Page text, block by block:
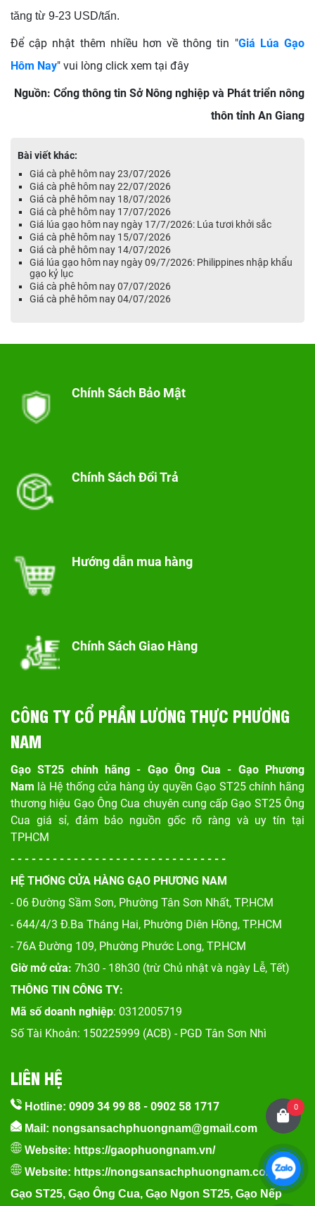
tăng từ 9-23 USD/tấn.
Để cập nhật thêm nhiều hơn về thông tin "Giá Lúa Gạo
Hôm Nay" vui lòng click xem tại đây
Nguồn: Cổng thông tin Sở Nông nghiệp và Phát triển nông
thôn tỉnh An Giang
Bài viết khác:
Giá cà phê hôm nay 23/07/2026
Giá cà phê hôm nay 22/07/2026
Giá cà phê hôm nay 18/07/2026
Giá cà phê hôm nay 17/07/2026
Giá lúa gạo hôm nay ngày 17/7/2026: Lúa tươi khởi sắc
Giá cà phê hôm nay 15/07/2026
Giá cà phê hôm nay 14/07/2026
Giá lúa gạo hôm nay ngày 09/7/2026: Philippines nhập khẩu
gạo kỷ lục
Giá cà phê hôm nay 07/07/2026
Giá cà phê hôm nay 04/07/2026
Chính Sách Bảo Mật
Chính Sách Đổi Trả
Hướng dẫn mua hàng
Chính Sách Giao Hàng
CÔNG TY CỔ PHẦN LƯƠNG THỰC PHƯƠNG
NAM
Gạo ST25 chính hãng - Gạo Ông Cua - Gạo Phương
Nam là Hệ thống cửa hàng ủy quyền Gạo ST25 chính hãng
thương hiệu Gạo Ông Cua chuyên cung cấp Gạo ST25 Ông
Cua giá sỉ, đảm bảo nguồn gốc rõ ràng và uy tín tại
TPHCM
- - - - - - - - - - - - - - - - - - - - - - - - - - - - - - -
HỆ THỐNG CỬA HÀNG GẠO PHƯƠNG NAM
- 06 Đường Sầm Sơn, Phường Tân Sơn Nhất, TP.HCM
- 644/4/3 Đ.Ba Tháng Hai, Phường Diên Hồng, TP.HCM
- 76A Đường 109, Phường Phước Long, TP.HCM
Giờ mở cửa: 7h30 - 18h30 (trừ Chủ nhật và ngày Lễ, Tết)
THÔNG TIN CÔNG TY:
Mã số doanh nghiệp: 0312005719
Số Tài Khoản: 150225999 (ACB) - PGD Tân Sơn Nhì
LIÊN HỆ
Hotline: 0909 34 99 88 - 0902 58 1717
Mail: nongsansachphuongnam@gmail.com
Website: https://gaophuongnam.vn/
Website: https://nongsansachphuongnam.com
Gạo ST25, Gạo Ông Cua, Gạo Ngon ST25, Gạo Nếp
0